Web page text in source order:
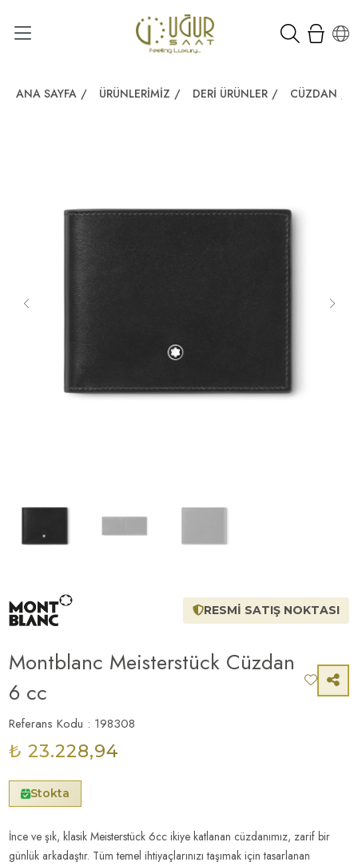
ANA SAYFA / ÜRÜNLERIMIZ / DERI ÜRÜNLER / CÜZDAN
RESMİ SATIŞ NOKTASI
Montblanc Meisterstück Cüzdan
6 cc
Referans Kodu : 198308
₺ 23.228,94
Stokta
İnce ve şık, klasik Meisterstück 6cc ikiye katlanan cüzdanımız, zarif bir
günlük arkadaştır. Tüm temel ihtiyaçlarınızı taşımak için tasarlanan